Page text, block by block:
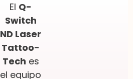
El Q-
Switch
ND Laser
Tattoo-
Tech es
el equipo